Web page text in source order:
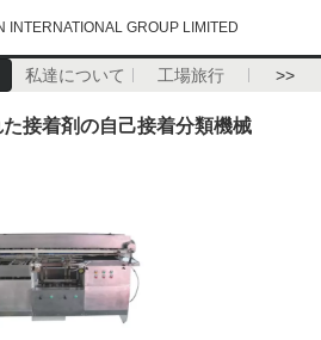
INTERNATIONAL GROUP LIMITED
私達について 工場旅行 >>
接着剤の自己接着分類機械